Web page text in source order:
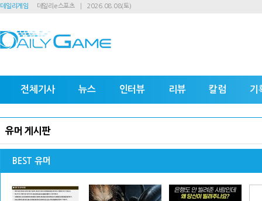
데일리게임 데일리e스포츠 2026.08.08(토)
전체기사 뉴스 인터뷰 리뷰 칼럼 기
유머 게시판
BEST 유머